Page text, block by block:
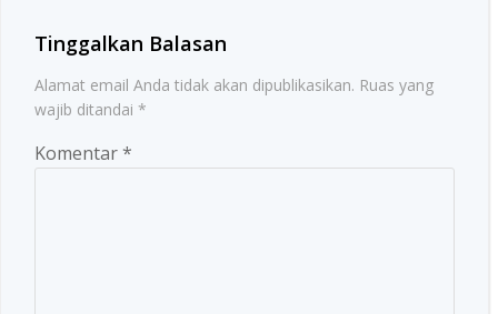
Tinggalkan Balasan
Alamat email Anda tidak akan dipublikasikan. Ruas yang
wajib ditandai *
Komentar*